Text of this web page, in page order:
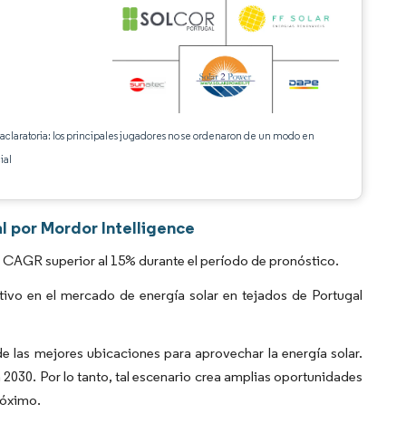
los principales jugadores no se ordenaron de un modo en
por Mordor Intelligence
superior al 15% durante el período de pronóstico.
en el mercado de energía solar en tejados de Portugal
las mejores ubicaciones para aprovechar la energía solar.
Por lo tanto, tal escenario crea amplias oportunidades